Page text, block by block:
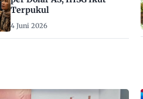
Terpukul
4 Juni 2026